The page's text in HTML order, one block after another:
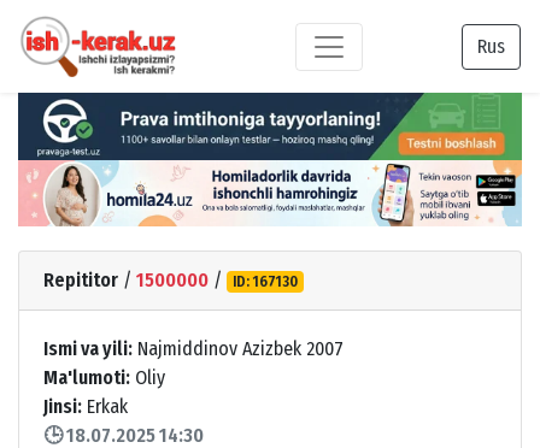
Rus
Repititor / 1500000 / ID: 167130
Ismi va yili: Najmiddinov Azizbek 2007
Ma'lumoti: Oliy
Jinsi: Erkak
🕒 18.07.2025 14:30